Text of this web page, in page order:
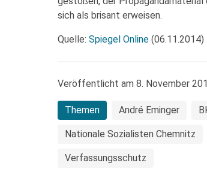
sich als brisant erweisen.
Quelle: Spiegel Online (06.11.2014)
Veröffentlicht am 8. November
Themen André Eminger
Nationale Sozialisten Chemnitz
Verfassungsschutz